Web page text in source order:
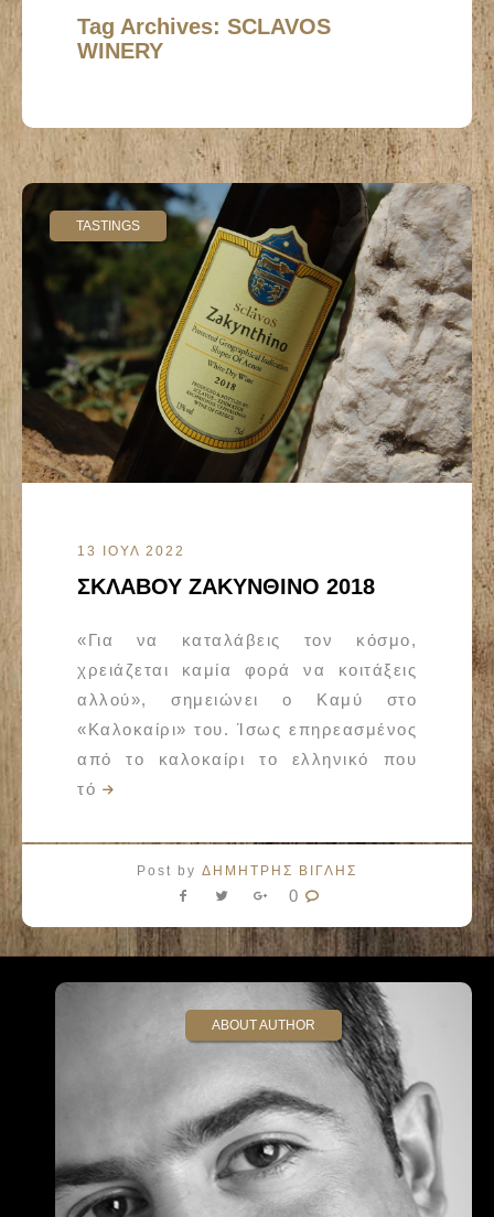
Tag Archives: SCLAVOS
WINERY
TASTINGS
13 ΙΟΥΛ 2022
ΣΚΛΑΒΟΥ ΖΑΚΥΝΘΙΝΟ 2018
«Για να καταλάβεις τον κόσμο,
χρειάζεται καμία φορά να κοιτάξεις
αλλού», σημειώνει ο Καμύ στο
«Καλοκαίρι» του. Ίσως επηρεασμένος
από το καλοκαίρι το ελληνικό που
τό
Post by ΔΗΜΗΤΡΗΣ ΒΙΓΛΗΣ
0
ABOUT AUTHOR